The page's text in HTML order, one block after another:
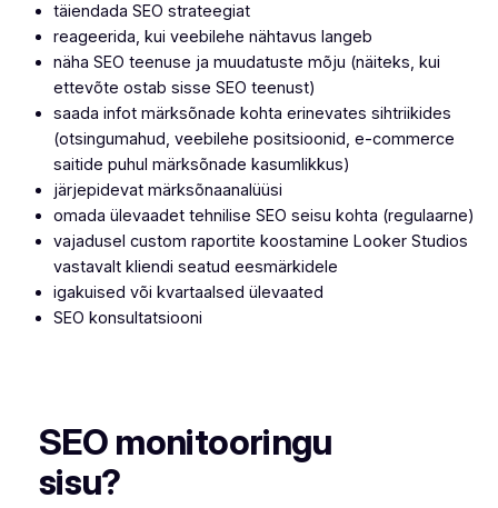
täiendada SEO strateegiat
reageerida, kui veebilehe nähtavus langeb
näha SEO teenuse ja muudatuste mõju (näiteks, kui
ettevõte ostab sisse SEO teenust)
saada infot märksõnade kohta erinevates sihtriikides
(otsingumahud, veebilehe positsioonid, e-commerce
saitide puhul märksõnade kasumlikkus)
järjepidevat märksõnaanalüüsi
omada ülevaadet tehnilise SEO seisu kohta (regulaarne)
vajadusel custom raportite koostamine Looker Studios
vastavalt kliendi seatud eesmärkidele
igakuised või kvartaalsed ülevaated
SEO konsultatsiooni
SEO monitooringu
sisu?